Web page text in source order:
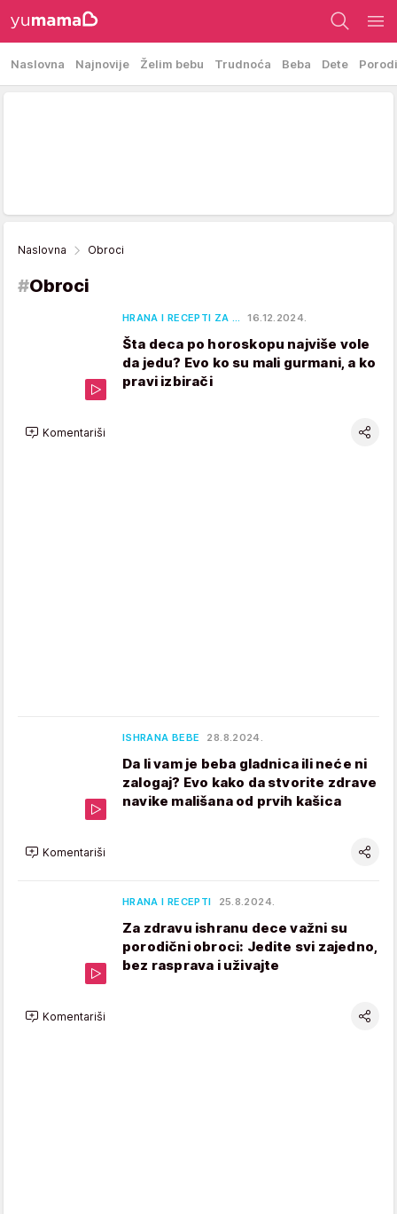
Naslovna Najnovije Želim bebu Trudnoća Beba Dete
Naslovna Obroci
#Obroci
HRANA I RECEPTI ZA … 16.12.2024.
Šta deca po horoskopu najviše vole
da jedu? Evo ko su mali gurmani, a ko
pravi izbirači
Komentariši
ISHRANA BEBE 28.8.2024.
Da li vam je beba gladnica ili neće ni
zalogaj? Evo kako da stvorite zdrave
navike mališana od prvih kašica
Komentariši
HRANA I RECEPTI 25.8.2024.
Za zdravu ishranu dece važni su
porodični obroci: Jedite svi zajedno,
bez rasprava i uživajte
Komentariši